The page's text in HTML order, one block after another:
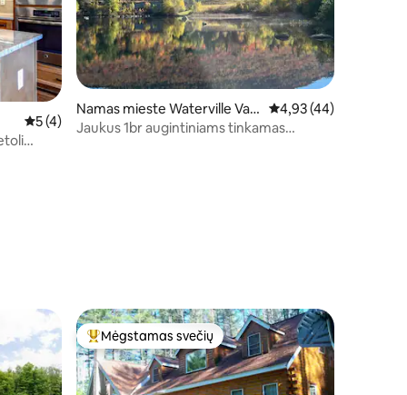
Vidutinis įvertinimas: 5 iš 5, atsiliepimų: 4
5 (4)
Namas mieste Waterville Vall
ey
Vidutinis įvertinimas:
4,93 (44)
Jaukus 1br augintiniams tinkamas
Svečių mėgstamiausias
Mėgstamas svečių